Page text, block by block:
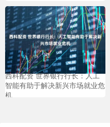
西科配资 世界银行行长：人工
智能有助于解决新兴市场就业危
机